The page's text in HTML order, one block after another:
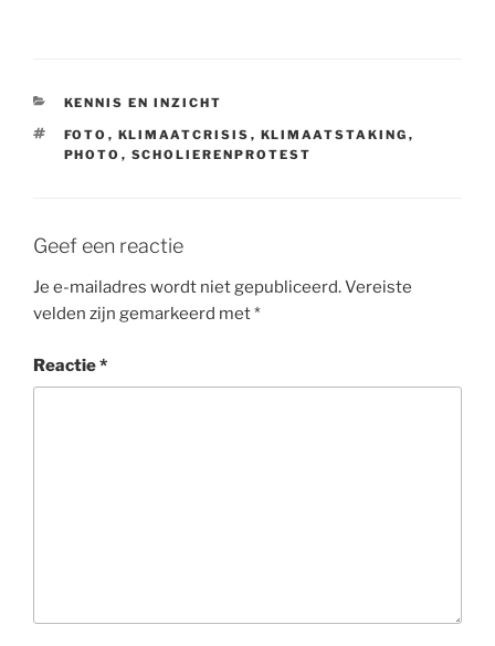
t
e
r
b
o
e
d
I
s
A
p
l
CATEGORIEËN
KENNIS EN INZICHT
TAGS
FOTO , KLIMAATCRISIS , KLIMAATSTAKING ,
PHOTO , SCHOLIERENPROTEST
Geef een reactie
Je e-mailadres wordt niet gepubliceerd.Vereiste
velden zijn gemarkeerd met*
Reactie*